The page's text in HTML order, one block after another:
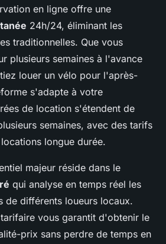
en ligne offre une
24h/24, éliminant les
traditionnelles. Que vous
plusieurs semaines à l'avance
louer un vélo pour l'après-
s'adapte à votre
de location s'étendent de
semaines, avec des tarifs
longue durée.
majeur réside dans le
qui analyse en temps réel les
de différents loueurs locaux.
vous garantit d'obtenir le
prix sans perdre de temps en